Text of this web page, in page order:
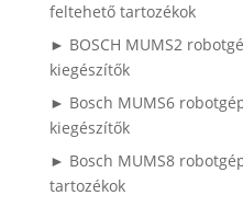
feltehető tartozékok
► BOSCH MUMS2
kiegészítők
► Bosch MUMS6
kiegészítők
► Bosch MUMS8
tartozékok